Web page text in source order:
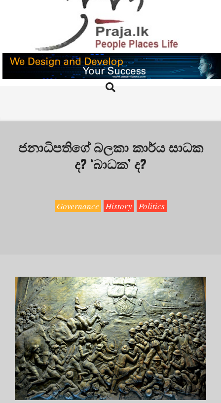
PRAJA.LK
Search
ජනාධිපතිගේ බලකා කාර්ය සාධක
ද? ‘බාධක’ ද?
Governance History Politics